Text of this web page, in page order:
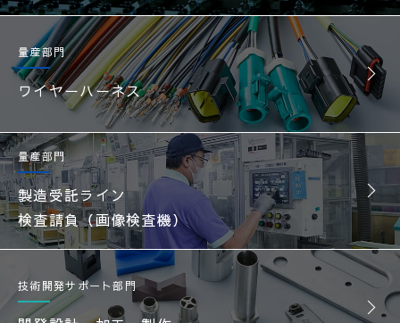
量産部門
ワイヤーハーネス
量産部門
製造受託ライン
検査請負（画像検査機）
技術開発サポート部門